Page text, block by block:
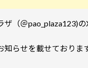
ザ（＠pao_plaza123)の
らせを載せております